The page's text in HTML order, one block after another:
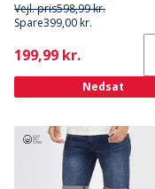
Vejl. pris598,99 kr.
Spare399,00 kr.
Current
199,99 kr.
Nedsat